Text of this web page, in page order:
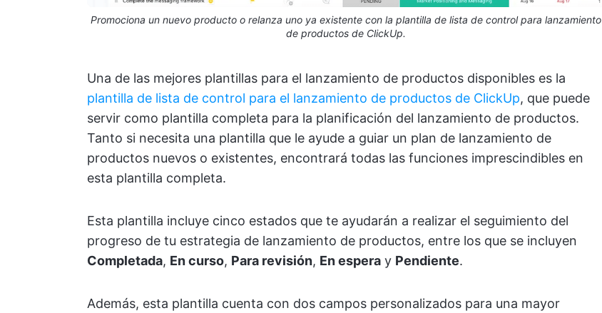
Promociona un nuevo producto o relanza uno ya existente con la plantilla de lista de control para lanzamiento
de productos de ClickUp.
Una de las mejores plantillas para el lanzamiento de productos disponibles es la
plantilla de lista de control para el lanzamiento de productos de ClickUp, que puede
servir como plantilla completa para la planificación del lanzamiento de productos.
Tanto si necesita una plantilla que le ayude a guiar un plan de lanzamiento de
productos nuevos o existentes, encontrará todas las funciones imprescindibles en
esta plantilla completa.
Esta plantilla incluye cinco estados que te ayudarán a realizar el seguimiento del
progreso de tu estrategia de lanzamiento de productos, entre los que se incluyen
Completada, En curso, Para revisión, En espera y Pendiente.
Además, esta plantilla cuenta con dos campos personalizados para una mayor